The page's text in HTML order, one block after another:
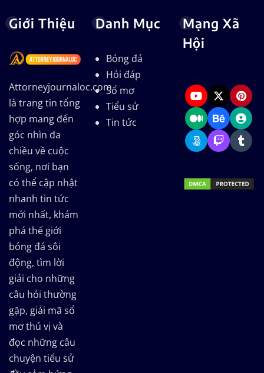
Giới Thiệu
Attorneyjournaloc.com
là trang tin tổng
hợp mang đến
góc nhìn đa
chiều về cuộc
sống, nơi bạn
có thể cập nhật
nhanh tin tức
mới nhất, khám
phá thế giới
bóng đá sôi
động, tìm lời
giải cho những
câu hỏi thường
gặp, giải mã sổ
mơ thú vị và
đọc những câu
chuyện tiểu sử
Danh Mục
Bóng đá
Hỏi đáp
Sổ mơ
Tiểu sử
Tin tức
Mạng Xã
Hội